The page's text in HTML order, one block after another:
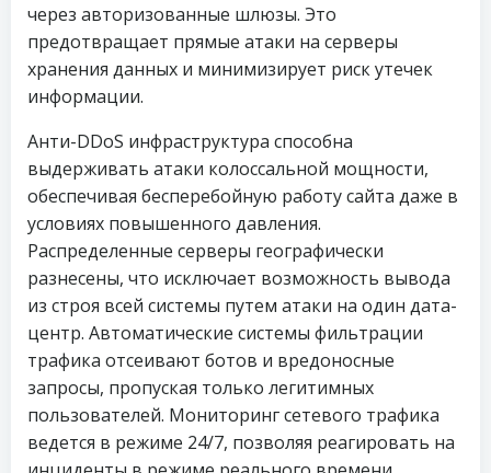
через авторизованные шлюзы. Это
предотвращает прямые атаки на серверы
хранения данных и минимизирует риск утечек
информации.
Анти-DDoS инфраструктура способна
выдерживать атаки колоссальной мощности,
обеспечивая бесперебойную работу сайта даже в
условиях повышенного давления.
Распределенные серверы географически
разнесены, что исключает возможность вывода
из строя всей системы путем атаки на один дата-
центр. Автоматические системы фильтрации
трафика отсеивают ботов и вредоносные
запросы, пропуская только легитимных
пользователей. Мониторинг сетевого трафика
ведется в режиме 24/7, позволяя реагировать на